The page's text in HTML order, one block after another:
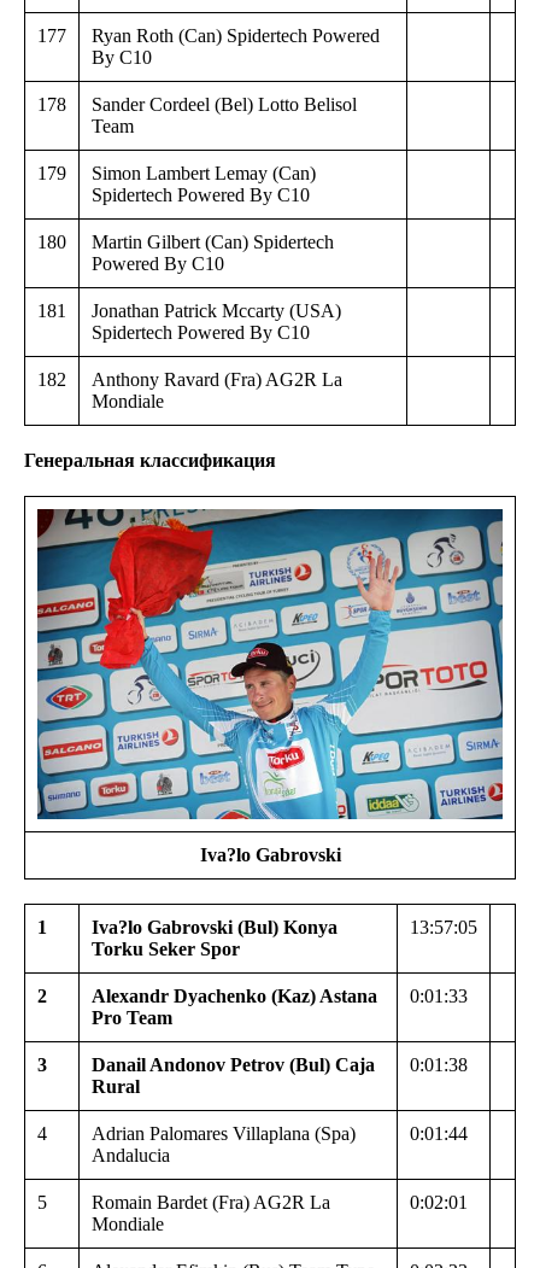
177
Ryan Roth (Can) Spidertech Powered
By C10
178
Sander Cordeel (Bel) Lotto Belisol
Team
179
Simon Lambert Lemay (Can)
Spidertech Powered By C10
180
Martin Gilbert (Can) Spidertech
Powered By C10
181
Jonathan Patrick Mccarty (USA)
Spidertech Powered By C10
182
Anthony Ravard (Fra) AG2R La
Mondiale
Генеральная классификация
Iva?lo Gabrovski
1
Iva?lo Gabrovski (Bul) Konya
Torku Seker Spor
13:57:05
2
Alexandr Dyachenko (Kaz) Astana
Pro Team
0:01:33
3
Danail Andonov Petrov (Bul) Caja
Rural
0:01:38
4
Adrian Palomares Villaplana (Spa)
Andalucia
0:01:44
5
Romain Bardet (Fra) AG2R La
Mondiale
0:02:01